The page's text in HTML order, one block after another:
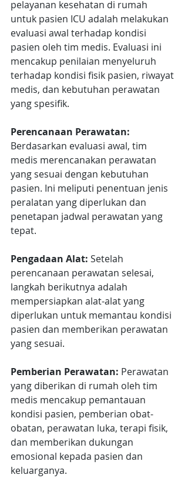
pelayanan kesehatan di rumah
untuk pasien ICU adalah melakukan
evaluasi awal terhadap kondisi
pasien oleh tim medis. Evaluasi ini
mencakup penilaian menyeluruh
terhadap kondisi fisik pasien, riwayat
medis, dan kebutuhan perawatan
yang spesifik.
Perencanaan Perawatan:
Berdasarkan evaluasi awal, tim
medis merencanakan perawatan
yang sesuai dengan kebutuhan
pasien. Ini meliputi penentuan jenis
peralatan yang diperlukan dan
penetapan jadwal perawatan yang
tepat.
Pengadaan Alat: Setelah
perencanaan perawatan selesai,
langkah berikutnya adalah
mempersiapkan alat-alat yang
diperlukan untuk memantau kondisi
pasien dan memberikan perawatan
yang sesuai.
Pemberian Perawatan: Perawatan
yang diberikan di rumah oleh tim
medis mencakup pemantauan
kondisi pasien, pemberian obat-
obatan, perawatan luka, terapi fisik,
dan memberikan dukungan
emosional kepada pasien dan
keluarganya.